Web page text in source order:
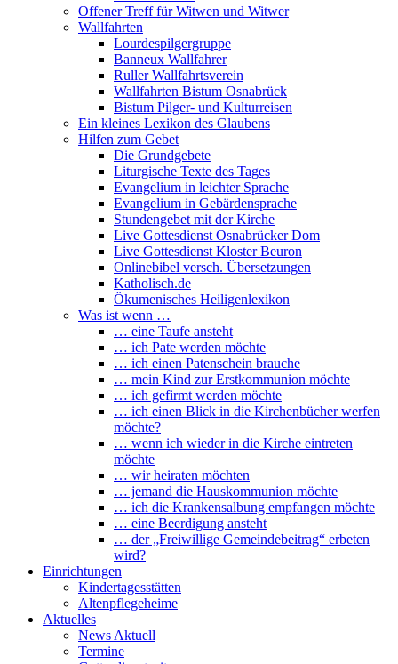
Offener Treff für Witwen und Witwer
Wallfahrten
Lourdespilgergruppe
Banneux Wallfahrer
Ruller Wallfahrtsverein
Wallfahrten Bistum Osnabrück
Bistum Pilger- und Kulturreisen
Ein kleines Lexikon des Glaubens
Hilfen zum Gebet
Die Grundgebete
Liturgische Texte des Tages
Evangelium in leichter Sprache
Evangelium in Gebärdensprache
Stundengebet mit der Kirche
Live Gottesdienst Osnabrücker Dom
Live Gottesdienst Kloster Beuron
Onlinebibel versch. Übersetzungen
Katholisch.de
Ökumenisches Heiligenlexikon
Was ist wenn …
… eine Taufe ansteht
… ich Pate werden möchte
… ich einen Patenschein brauche
… mein Kind zur Erstkommunion möchte
… ich gefirmt werden möchte
… ich einen Blick in die Kirchenbücher werfen
möchte?
… wenn ich wieder in die Kirche eintreten
möchte
… wir heiraten möchten
… jemand die Hauskommunion möchte
… ich die Krankensalbung empfangen möchte
… eine Beerdigung ansteht
… der „Freiwillige Gemeindebeitrag“ erbeten
wird?
Einrichtungen
Kindertagesstätten
Altenpflegeheime
Aktuelles
News Aktuell
Termine